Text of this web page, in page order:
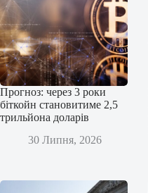
Прогноз: через 3 роки
біткойн становитиме 2,5
трильйона доларів
30 Липня, 2026